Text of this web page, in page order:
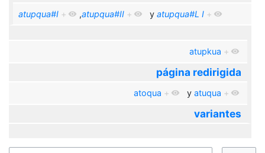
atupqua#I + ,atupqua#II + y atupqua#L I +
atupkua +
página redirigida
atoqua + yatuqua +
variantes